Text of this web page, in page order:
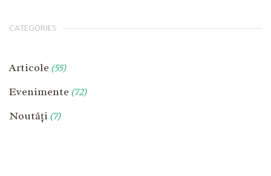
CATEGORIES
Articole (55)
Evenimente (72)
Noutăți (7)